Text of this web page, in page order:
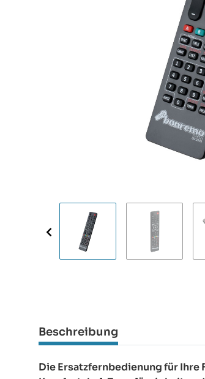
Beschreibung
Die Ersatzfernbedienung für Ihre